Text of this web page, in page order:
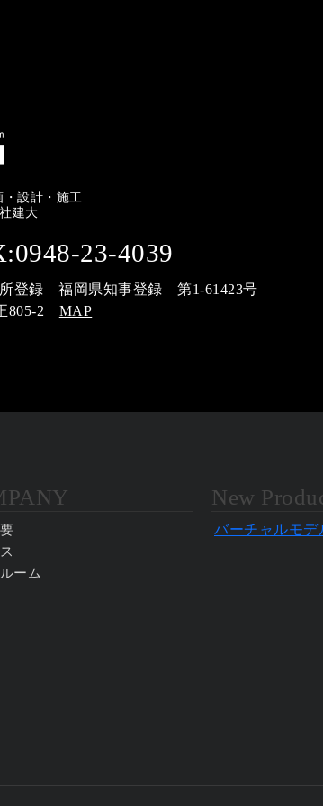
設計・施工
建大
23-4039
登録 福岡県知事登録 第1-61423号
805-2 MAP
ーム
New
バーチャルモデ